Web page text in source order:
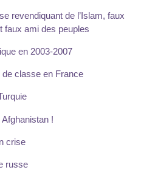
revendiquant de l’Islam, faux
faux ami des peuples
en 2003-2007
classe en France
!
crise
russe